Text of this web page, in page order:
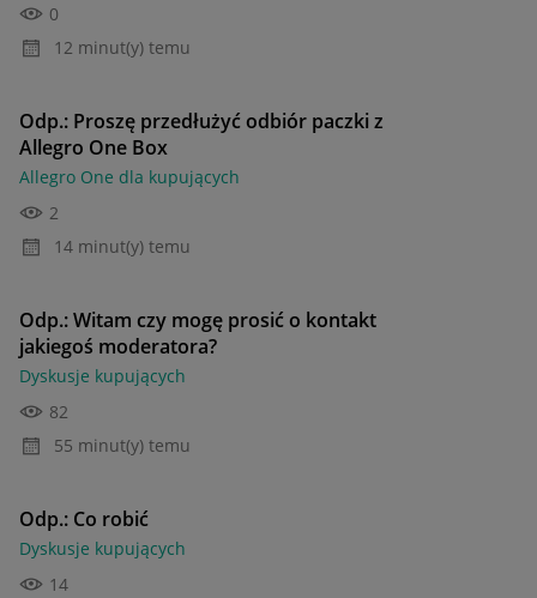
0
12 minut(y) temu
Odp.: Proszę przedłużyć odbiór paczki z
Allegro One Box
Allegro One dla kupujących
2
14 minut(y) temu
Odp.: Witam czy mogę prosić o kontakt
jakiegoś moderatora?
Dyskusje kupujących
82
55 minut(y) temu
Odp.: Co robić
Dyskusje kupujących
14